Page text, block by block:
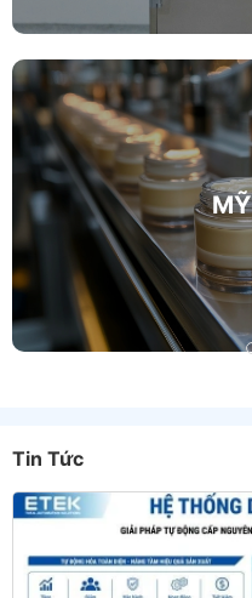
NÔNG
Tin Tức